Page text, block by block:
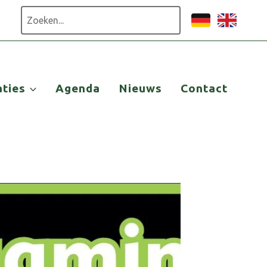
Agenda Nieuws Contact